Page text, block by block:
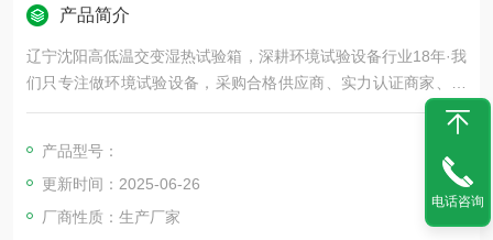
产品简介
辽宁沈阳高低温交变湿热试验箱，深耕环境试验设备行业18年·我
们只专注做环境试验设备，采购合格供应商、实力认证商家、源
头工厂、没有中间商差价。买设备就找科迪，*。
产品型号：
更新时间：2025-06-26
厂商性质：生产厂家
电话咨询